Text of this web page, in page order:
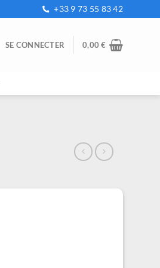
+33 9 73 55 83 42
SE CONNECTER 0,00€